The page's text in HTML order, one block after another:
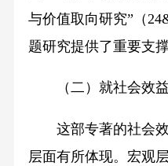
与价值取向研究”（
题研究提供了重要支撑
（二）就社会效
这部专著的社会效
层面有所体现。宏观